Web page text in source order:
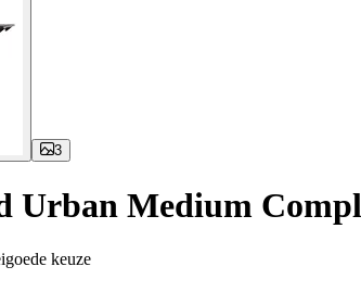
3
Urban Medium
keuze